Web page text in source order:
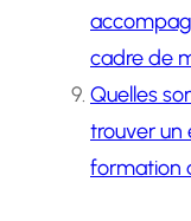
cadre de
Quelles
trouver un
formation